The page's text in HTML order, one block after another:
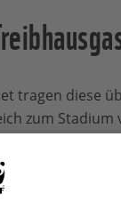
tragen diese
zum
Tracker
um 2,4